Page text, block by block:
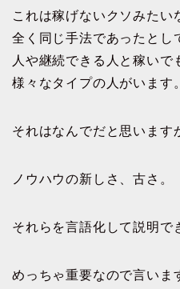
これは稼げないクソみたい
全く同じ手法であったとし
人や継続できる人と稼いで
様々なタイプの人がいます。
それはなんでだと思います
ノウハウの新しさ、古さ。
それらを言語化して説明で
めっちゃ重要なので言いま